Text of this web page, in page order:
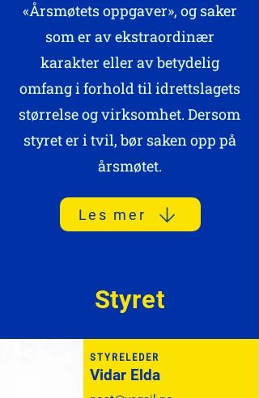
«Årsmøtets oppgaver», og saker
som er av ekstraordinær
karakter eller av betydelig
omfang i forhold til idrettslagets
størrelse og virksomhet. Dersom
styret er i tvil, bør saken opp på
årsmøtet.
Les mer
Styret
STYRELEDER
Vidar Elda